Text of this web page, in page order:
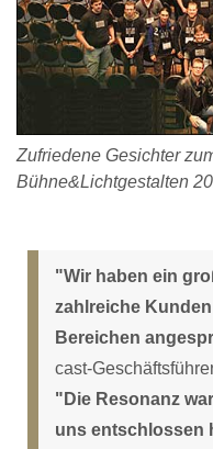
Zufriedene Gesichter
Bühne&Lichtgestalten
"Wir haben ein
zahlreiche
Bereichen
cast-
"Die Resonanz
uns entschlossen